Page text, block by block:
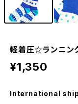
軽着圧☆ランニン
¥1,350
International